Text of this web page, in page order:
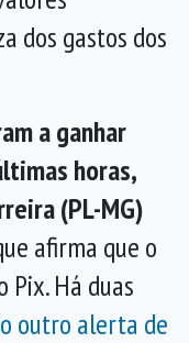
dos gastos dos
a ganhar
horas,
(PL-MG)
afirma que o
Há duas
outro alerta de